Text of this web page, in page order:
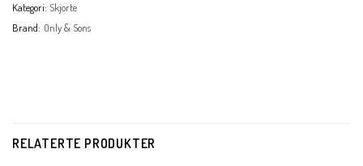
Kategori: Skjorte
Brand: Only & Sons
RELATERTE PRODUKTER